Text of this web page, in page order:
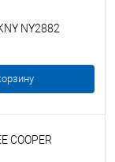
NY2882
COOPER